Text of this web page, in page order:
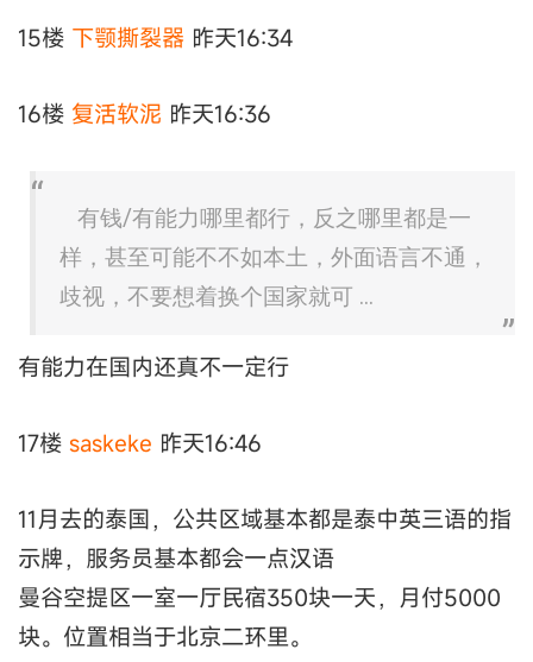
15楼 下颚撕裂器 昨天16:34
16楼 复活软泥 昨天16:36
有钱/有能力哪里都行，反之哪里都是一
样，甚至可能不不如本土，外面语言不通，
歧视，不要想着换个国家就可 ...
有能力在国内还真不一定行
17楼 saskeke 昨天16:46
11月去的泰国，公共区域基本都是泰中英三语的指
示牌，服务员基本都会一点汉语
曼谷空提区一室一厅民宿350块一天，月付5000
块。位置相当于北京二环里。